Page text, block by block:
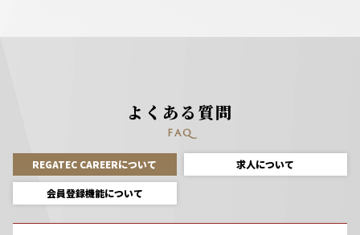
よくある質問
FAQ
REGATEC CAREERについて 求人について
会員登録機能について